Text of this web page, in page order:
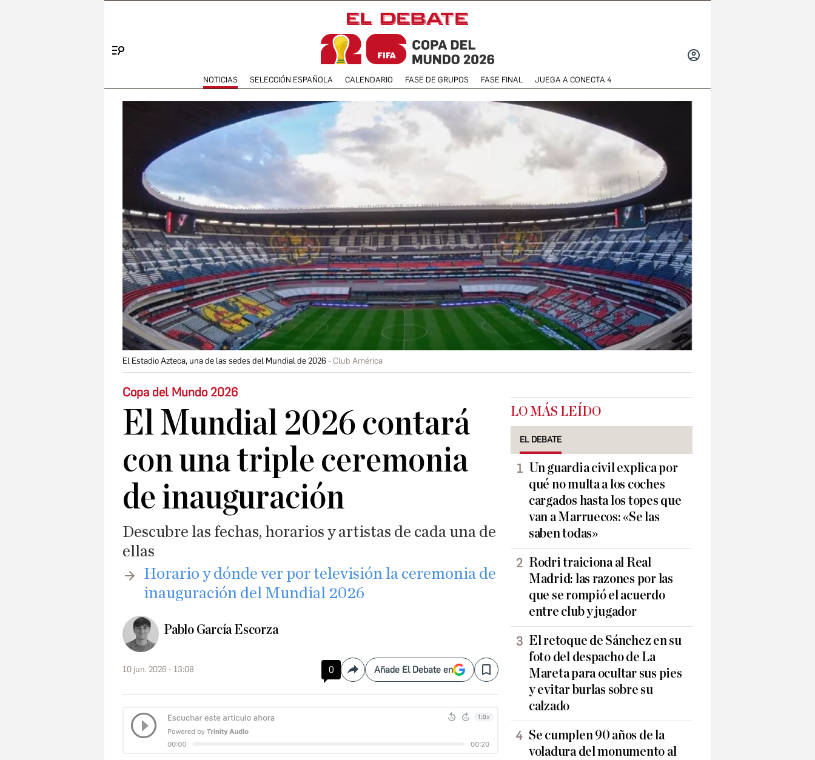
NOTICIAS SELECCIÓN ESPAÑOLA CALENDARIO FASE DE GRUPOS FASE FINAL JUEGA A CONECTA 4
El Estadio Azteca, una de las sedes del Mundial de 2026 Club América
Copa del Mundo 2026
El Mundial 2026 contará
con una triple ceremonia
de inauguración
Descubre las fechas, horarios y artistas de cada una de
ellas
​Horario y dónde ver por televisión la ceremonia de
inauguración del Mundial 2026
Pablo García Escorza
10 jun. 2026 - 13:08 0 CompartirAñade El Debate en Save
LO MÁS LEÍDO
EL DEBATE
Un guardia civil explica por
qué no multa a los coches
cargados hasta los topes que
van a Marruecos: «Se las
saben todas»
Rodri traiciona al Real
Madrid: las razones por las
que se rompió el acuerdo
entre club y jugador
El retoque de Sánchez en su
foto del despacho de La
Mareta para ocultar sus pies
y evitar burlas sobre su
calzado
Se cumplen 90 años de la
voladura del monumento al